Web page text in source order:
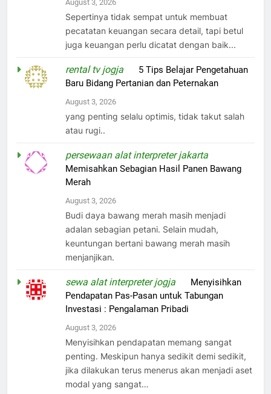
August 3, 2026
Sepertinya tidak sempat untuk membuat
pecatatan keuangan secara detail, tapi betul
juga keuangan perlu dicatat dengan baik...
rental tv jogja
5 Tips Belajar Pengetahuan
Baru Bidang Pertanian dan Peternakan
August 3, 2026
yang penting selalu optimis, tidak takut salah
atau rugi..
persewaan alat interpreter jakarta
Memisahkan Sebagian Hasil Panen Bawang
Merah
August 3, 2026
Budi daya bawang merah masih menjadi
adalan sebagian petani. Selain mudah,
keuntungan bertani bawang merah masih
menjanjikan.
sewa alat interpreter jogja
Menyisihkan
Pendapatan Pas-Pasan untuk Tabungan
Investasi : Pengalaman Pribadi
August 3, 2026
Menyisihkan pendapatan memang sangat
penting. Meskipun hanya sedikit demi sedikit,
jika dilakukan terus menerus akan menjadi aset
modal yang sangat…